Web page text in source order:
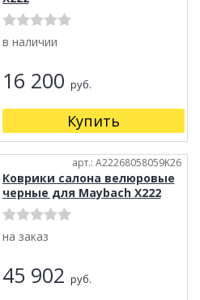
в наличии
16 200 руб.
Купить
арт.: A22268058059K26
Коврики салона велюровые
черные для Maybach X222
на заказ
45 902 руб.